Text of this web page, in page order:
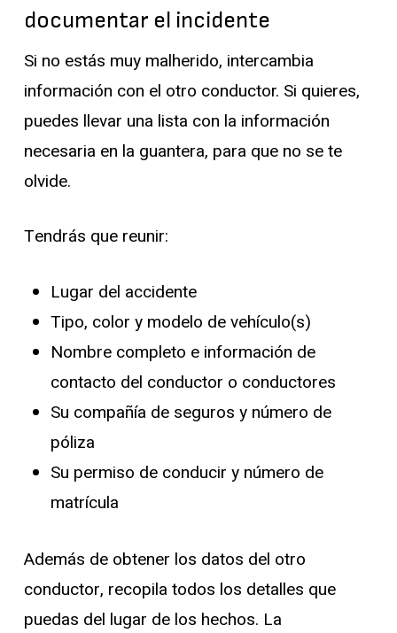
documentar el incidente
Si no estás muy malherido, intercambia
información con el otro conductor. Si quieres,
puedes llevar una lista con la información
necesaria en la guantera, para que no se te
olvide.
Tendrás que reunir:
Lugar del accidente
Tipo, color y modelo de vehículo(s)
Nombre completo e información de
contacto del conductor o conductores
Su compañía de seguros y número de
póliza
Su permiso de conducir y número de
matrícula
Además de obtener los datos del otro
conductor, recopila todos los detalles que
puedas del lugar de los hechos. La